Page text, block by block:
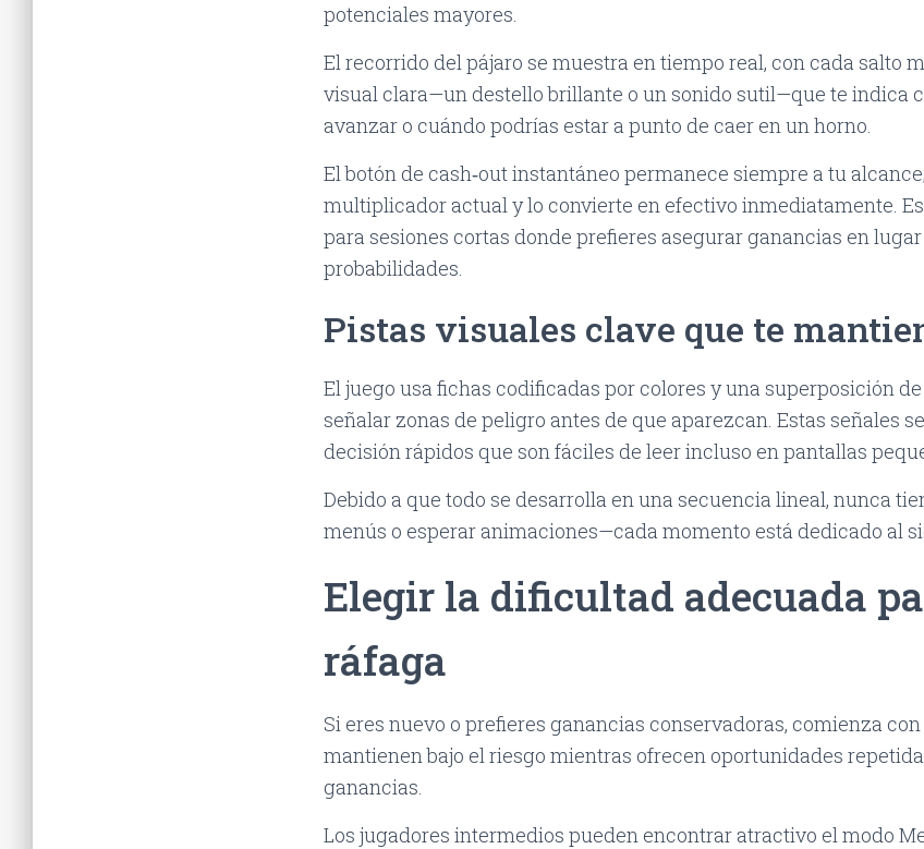
potenciales mayores.
El recorrido del pájaro se muestra en tiempo real, con cada salto
visual clara—un destello brillante o un sonido sutil—que te indica
avanzar o cuándo podrías estar a punto de caer en un horno.
El botón de cash‑out instantáneo permanece siempre a tu
multiplicador actual y lo convierte en efectivo inmediatamente.
para sesiones cortas donde prefieres asegurar ganancias en
probabilidades.
Pistas visuales clave que te
El juego usa fichas codificadas por colores y una superposición
señalar zonas de peligro antes de que aparezcan. Estas señales
decisión rápidos que son fáciles de leer incluso en pantallas
Debido a que todo se desarrolla en una secuencia lineal, nunca
menús o esperar animaciones—cada momento está dedicado al
Elegir la dificultad adecuada
ráfaga
Si eres nuevo o prefieres ganancias conservadoras, comienza
mantienen bajo el riesgo mientras ofrecen oportunidades
ganancias.
Los jugadores intermedios pueden encontrar atractivo el modo